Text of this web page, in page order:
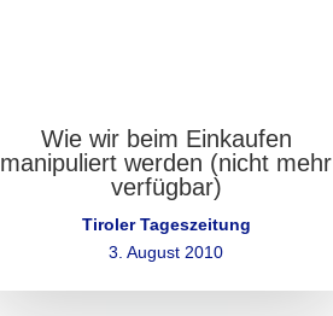
Wie wir beim Einkaufen
manipuliert werden (nicht mehr
verfügbar)
Tiroler Tageszeitung
3. August 2010